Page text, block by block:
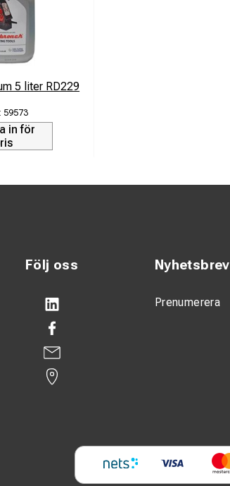
5 liter RD229
59573
in för
Följ oss Nyhetsbrev
Prenumerera